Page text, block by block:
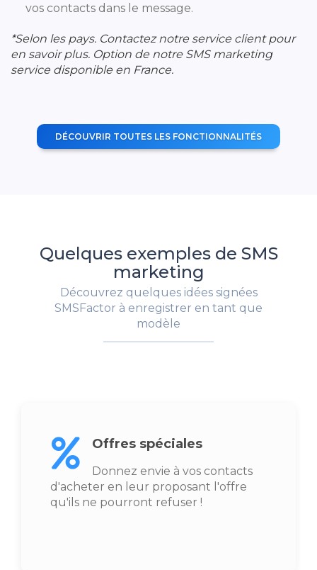
vos contacts dans le message.
*Selon les pays. Contactez notre service client pour
en savoir plus. Option de notre SMS marketing
service disponible en France.
DÉCOUVRIR TOUTES LES FONCTIONNALITÉS
Quelques exemples de SMS
marketing
Découvrez quelques idées signées
SMSFactor à enregistrer en tant que
modèle
Offres spéciales
Donnez envie à vos contacts
d'acheter en leur proposant l'offre
qu'ils ne pourront refuser !